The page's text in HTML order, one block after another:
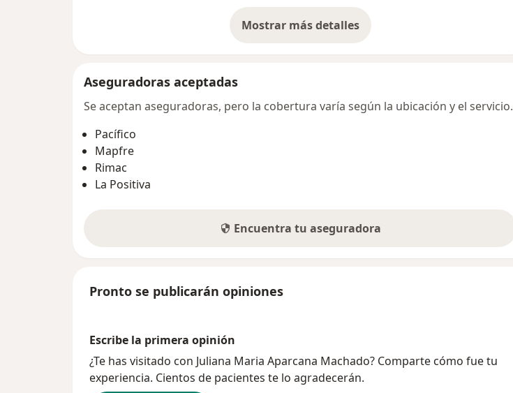
Mostrar más detalles
sobre la dirección
Aseguradoras aceptadas
Se aceptan aseguradoras, pero la cobertura varía según la ubicación y el servicio.
Pacífico
Mapfre
Rimac
La Positiva
Encuentra tu aseguradora
Pronto se publicarán opiniones
Escribe la primera opinión
¿Te has visitado con Juliana Maria Aparcana Machado? Comparte cómo fue tu
experiencia. Cientos de pacientes te lo agradecerán.